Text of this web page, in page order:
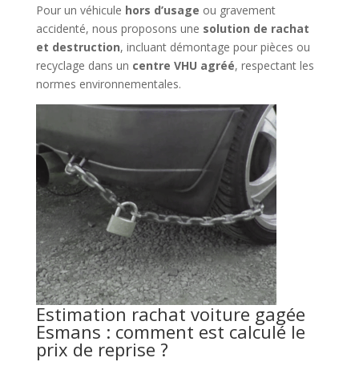
Pour un véhicule hors d’usage ou gravement
accidenté, nous proposons une solution de rachat
et destruction, incluant démontage pour pièces ou
recyclage dans un centre VHU agréé, respectant les
normes environnementales.
Estimation rachat voiture gagée
Esmans : comment est calculé le
prix de reprise ?